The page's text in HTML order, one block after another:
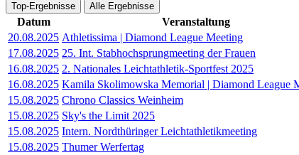
Top-Ergebnisse
Alle Ergebnisse
Datum Veranstaltung
20.08.2025 Athletissima | Diamond League Meeting
17.08.2025 25. Int. Stabhochsprungmeeting der Frauen
16.08.2025 2. Nationales Leichtathletik-Sportfest 2025
16.08.2025 Kamila Skolimowska Memorial | Diamond League
15.08.2025 Chrono Classics Weinheim
15.08.2025 Sky's the Limit 2025
15.08.2025 Intern. Nordthüringer Leichtathletikmeeting
15.08.2025 Thumer Werfertag